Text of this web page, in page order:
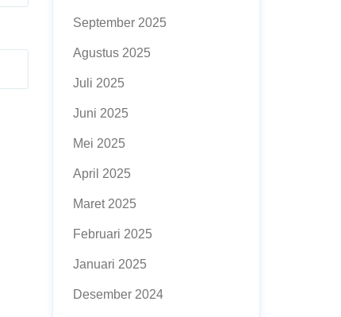
September 2025
Agustus 2025
Juli 2025
Juni 2025
Mei 2025
April 2025
Maret 2025
Februari 2025
Januari 2025
Desember 2024